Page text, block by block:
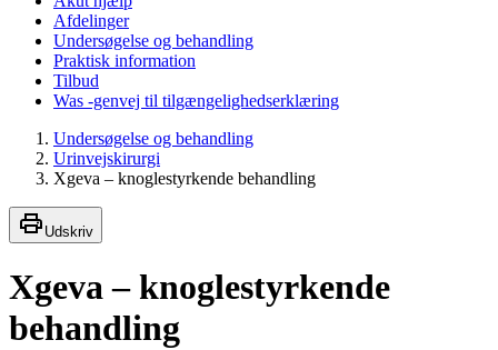
Afdelinger
Undersøgelse og behandling
Praktisk information
Tilbud
Was -genvej til tilgængelighedserklæring
Undersøgelse og behandling
Urinvejskirurgi
Xgeva – knoglestyrkende behandling
Udskriv
Xgeva – knoglestyrkende
behandling